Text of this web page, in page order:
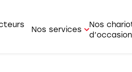
Nos services
Nos
d’occasion